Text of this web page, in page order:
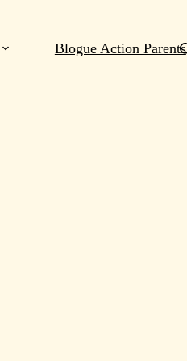
Blogue Action Parents